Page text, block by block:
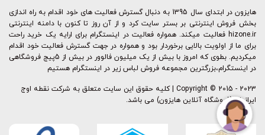
هایزون در ابتدای سال 1395 به دنبال گسترش فعالیت های خود اقدام به راه اندازی
بخش فروش اینترنتی بر بستر سایت کرد و از آن روز تا کنون با دامنه اینترنتی
hizone.ir فعالیت میکند. همواره فعالیت در اینستگرام برای ارایه یک خرید راحت
برای ما از اولویت بالایی برخوردار بود و همواره در جهت گسترش فعالیت خود اقدام
میکردیم. بطوی که امروز با بیش از یک میلیون فالوور در بیش از 5پیج فروشگاهی
در اینستگرام،بزرگترین مجموعه فروش لباس زیر در اینستگرام هستیم
Copyright © 2015 - 2023 | کليه حقوق اين سايت متعلق به شرکت نقطه اوج
ایرانیان (فروشگاه آنلاین هایزون) می باشد.